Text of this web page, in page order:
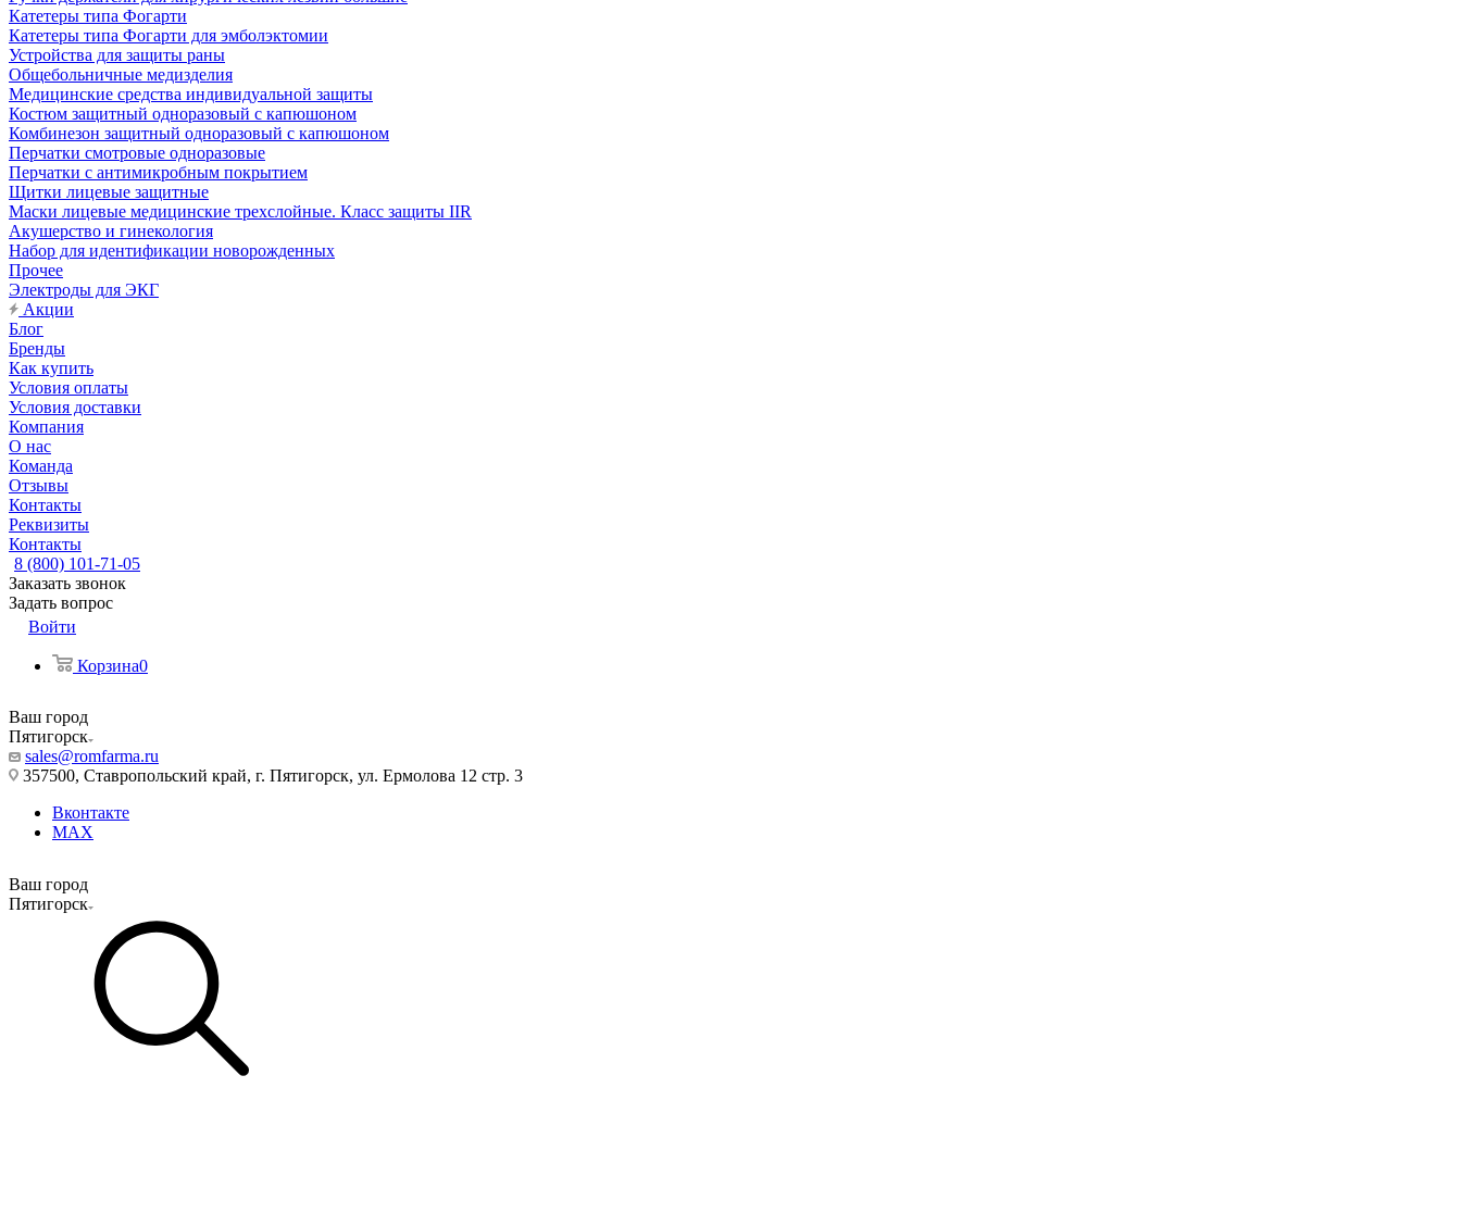
Катетеры типа Фогарти
Катетеры типа Фогарти для эмболэктомии
Устройства для защиты раны
Общебольничные медизделия
Медицинские средства индивидуальной защиты
Костюм защитный одноразовый с капюшоном
Комбинезон защитный одноразовый с капюшоном
Перчатки смотровые одноразовые
Перчатки с антимикробным покрытием
Щитки лицевые защитные
Маски лицевые медицинские трехслойные. Класс защиты IIR
Акушерство и гинекология
Набор для идентификации новорожденных
Прочее
Электроды для ЭКГ
Акции
Блог
Бренды
Как купить
Условия оплаты
Условия доставки
Компания
О нас
Команда
Отзывы
Контакты
Реквизиты
Контакты
8 (800) 101-71-05
Заказать звонок
Задать вопрос
Войти
Корзина0
Ваш город
Пятигорск
sales@romfarma.ru
357500, Ставропольский край, г. Пятигорск, ул. Ермолова 12 стр. 3
Вконтакте
MAX
Ваш город
Пятигорск